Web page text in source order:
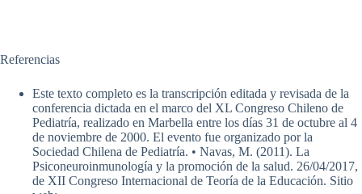
Referencias
Este texto completo es la transcripción editada y revisada de la
conferencia dictada en el marco del XL Congreso Chileno de
Pediatría, realizado en Marbella entre los días 31 de octubre al 4
de noviembre de 2000. El evento fue organizado por la
Sociedad Chilena de Pediatría. • Navas, M. (2011). La
Psiconeuroinmunología y la promoción de la salud. 26/04/2017,
de XII Congreso Internacional de Teoría de la Educación. Sitio